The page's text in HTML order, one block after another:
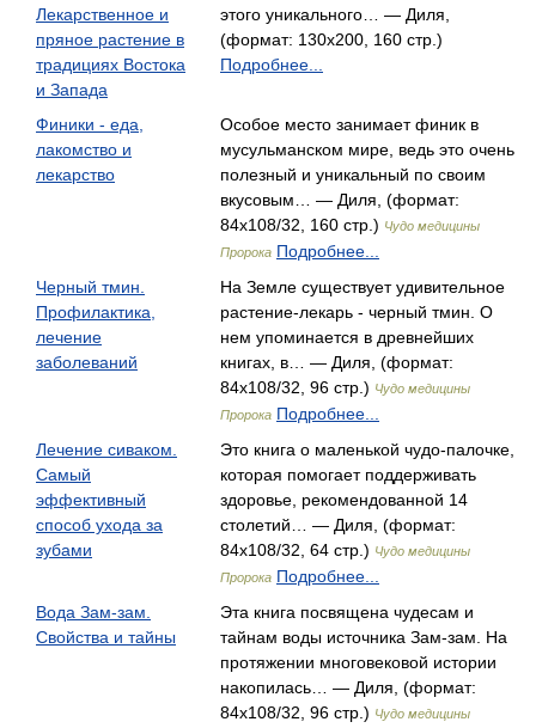
Лекарственное и
пряное растение в
традициях Востока
и Запада
этого уникального… — Диля,
(формат: 130x200, 160 стр.)
Подробнее...
Финики - еда,
лакомство и
лекарство
Особое место занимает финик в
мусульманском мире, ведь это очень
полезный и уникальный по своим
вкусовым… — Диля, (формат:
84x108/32, 160 стр.) Чудо медицины
Пророка Подробнее...
Черный тмин.
Профилактика,
лечение
заболеваний
На Земле существует удивительное
растение-лекарь - черный тмин. О
нем упоминается в древнейших
книгах, в… — Диля, (формат:
84x108/32, 96 стр.) Чудо медицины
Пророка Подробнее...
Лечение сиваком.
Самый
эффективный
способ ухода за
зубами
Это книга о маленькой чудо-палочке,
которая помогает поддерживать
здоровье, рекомендованной 14
столетий… — Диля, (формат:
84x108/32, 64 стр.) Чудо медицины
Пророка Подробнее...
Вода Зам-зам.
Свойства и тайны
Эта книга посвящена чудесам и
тайнам воды источника Зам-зам. На
протяжении многовековой истории
накопилась… — Диля, (формат:
84x108/32, 96 стр.) Чудо медицины